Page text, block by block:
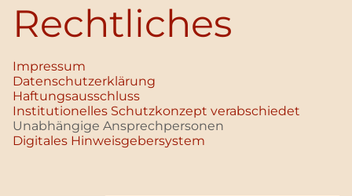
Rechtliches
Impressum
Datenschutz­erklärung
Haftungsausschluss
Institutionelles Schutzkonzept verabschiedet
Unabhängige Ansprechpersonen
Digitales Hinweisgebersystem